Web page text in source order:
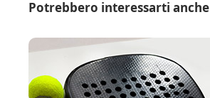
Potrebbero interessarti anche